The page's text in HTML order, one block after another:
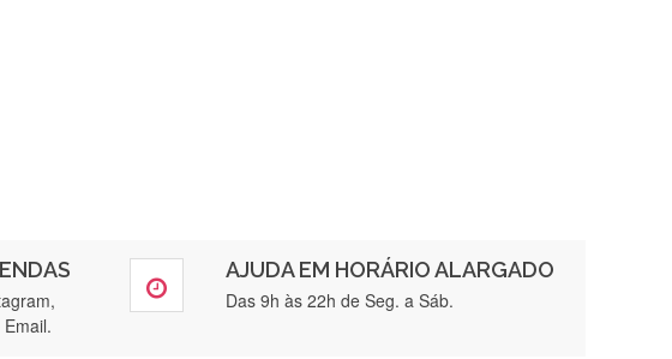
AJUDA EM HORÁRIO ALARGADO
Das 9h às 22h de Seg. a Sáb.
de muitas certamente❤️